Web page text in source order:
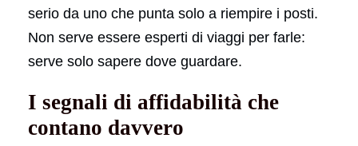
serio da uno che punta solo a riempire i posti.
Non serve essere esperti di viaggi per farle:
serve solo sapere dove guardare.
I segnali di affidabilità che
contano davvero